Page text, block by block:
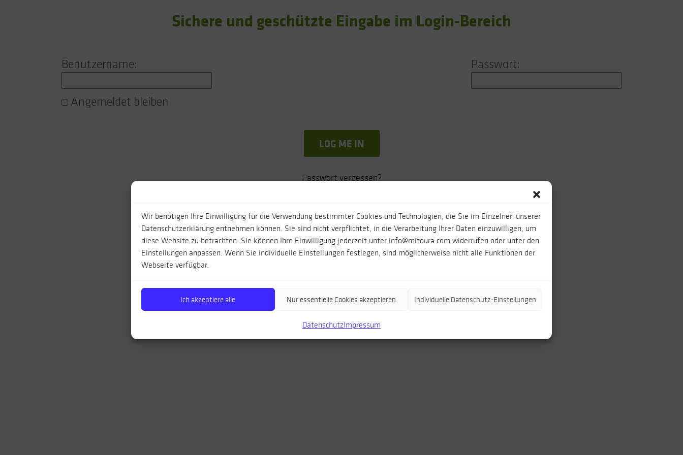
Wir benötigen Ihre Einwilligung für die Verwendung bestimmter Cookies und Technologien, die Sie im Einzelnen unserer
Datenschutzerklärung entnehmen können. Sie sind nicht verpflichtet, in die Verarbeitung Ihrer Daten einzuwilligen, um
diese Website zu betrachten. Sie können Ihre Einwilligung jederzeit unter info@mitoura.com widerrufen oder unter den
Einstellungen anpassen. Wenn Sie individuelle Einstellungen festlegen, sind möglicherweise nicht alle Funktionen der
Webseite verfügbar.
Ich akzeptiere alle Nur essentielle Cookies akzeptieren Individuelle Datenschutz-Einstellungen
DatenschutzImpressum
Sichere und geschützte Eingabe im Login-Bereich
Benutzername: Passwort:
Angemeldet bleiben
Passwort vergessen?
REGISTRIEREN